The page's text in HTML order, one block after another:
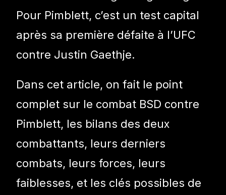
Pour Pimblett, c’est un test capital
après sa première défaite à l’UFC
contre Justin Gaethje.
Dans cet article, on fait le point
complet sur le combat BSD contre
Pimblett, les bilans des deux
combattants, leurs derniers
combats, leurs forces, leurs
faiblesses, et les clés possibles de